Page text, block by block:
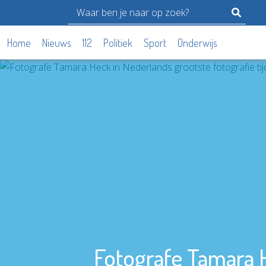
Home Nieuws 112 Politiek Sport Onderwijs
Fotografe